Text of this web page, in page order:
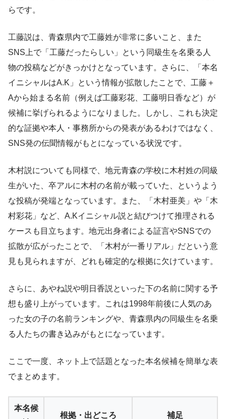
らです。
工藤説は、青森県内で工藤姓が非常に多いこと、また
SNS上で「工藤だったらしい」という同級生を名乗る人
物の投稿などがきっかけとなっています。さらに、「本名
イニシャルはA.K」という情報が拡散したことで、工藤＋
Aから始まる名前（例えば工藤彩花、工藤明日香など）が
候補に挙げられるようになりました。しかし、これも決定
的な証拠や本人・事務所からの発表があるわけではなく、
SNS発の伝聞情報がもとになっている状況です。
木村説についても同様で、地元青森の学校に木村姓の同級
生がいた、卒アルに木村の名前が載っていた、というよう
な投稿が発端となっています。また、「木村亜美」や「木
村彩花」など、A.Kイニシャル説と結びつけて推理される
ケースも目立ちます。地元出身者による証言やSNSでの
拡散が広がったことで、「木村が一番リアル」だという意
見も見られますが、どれも確定的な根拠に欠けています。
さらに、あやね説や明日香説といった下の名前に関する予
想も盛り上がっています。これは1998年前後に人気のあ
った女の子の名前ランキングや、青森県内の同級生を名乗
る人たちの書き込みがもとになっています。
ここで一度、ネット上で話題となった本名候補を簡単な表
でまとめます。
本名候
根拠・出どころ 補足